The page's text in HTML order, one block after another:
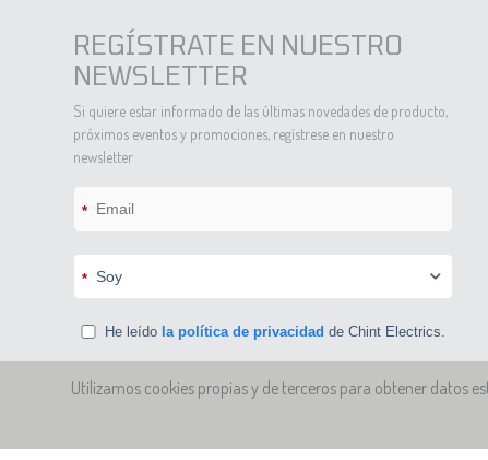
Utilizamos cookies propias y de terceros para obtener datos
REGÍSTRATE EN NUESTRO
NEWSLETTER
Si quiere estar informado de las últimas novedades de producto,
próximos eventos y promociones, regístrese en nuestro
newsletter
*
*
He leído la política de privacidad de Chint Electrics.
envíe vía email contenidos de marketing con el fin de